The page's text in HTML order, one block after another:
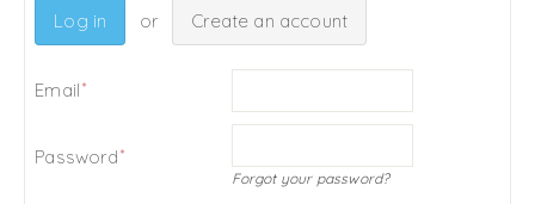
Log in Create an account
Email
Password
Forgot your password?